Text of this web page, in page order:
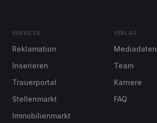
SERVICES
Reklamation
Inserieren
Trauerportal
Stellenmarkt
Immobilienmarkt
VERLAG
Mediadaten
Team
Karriere
FAQ